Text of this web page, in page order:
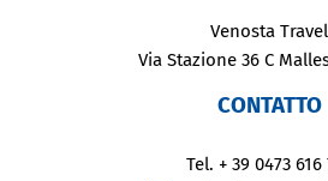
Venosta Travel
Via Stazione 36 C
CONTATTO
Tel. + 39 0473 616